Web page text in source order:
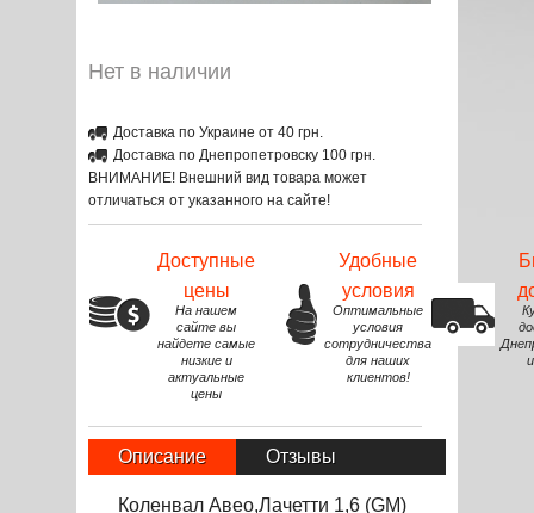
Нет в наличии
Доставка по Украине от 40 грн.
Доставка по Днепропетровску 100 грн.
ВНИМАНИЕ! Внешний вид товара может
отличаться от указанного на сайте!
Доступные
цены
На нашем
сайте вы
найдете самые
низкие и
актуальные
цены
Удобные
условия
Оптимальные
условия
сотрудничества
для наших
клиентов!
Описание Отзывы
Коленвал Авео,Лачетти 1,6 (GM)